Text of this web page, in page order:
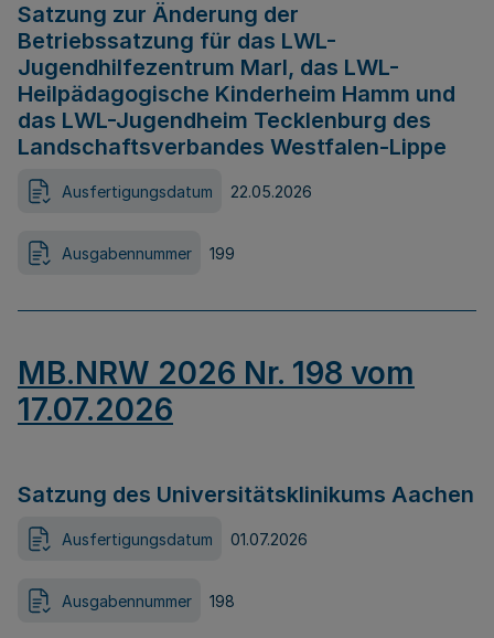
Satzung zur Änderung der
Betriebssatzung für das LWL-
Jugendhilfezentrum Marl, das LWL-
Heilpädagogische Kinderheim Hamm und
das LWL-Jugendheim Tecklenburg des
Landschaftsverbandes Westfalen-Lippe
Ausfertigungsdatum 22.05.2026
Ausgabennummer 199
MB.NRW 2026 Nr. 198 vom
17.07.2026
Satzung des Universitätsklinikums Aachen
Ausfertigungsdatum 01.07.2026
Ausgabennummer 198